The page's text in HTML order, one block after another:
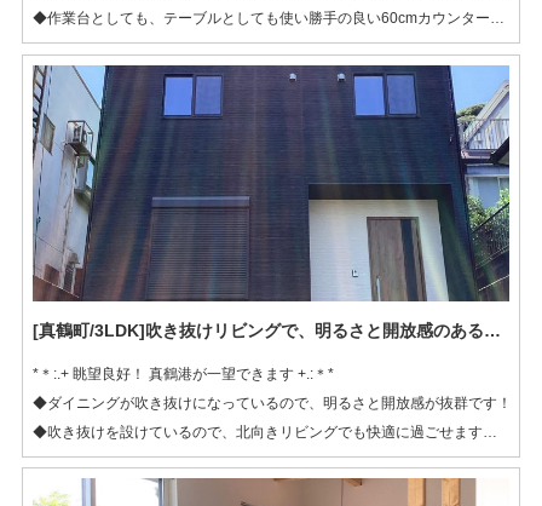
◆作業台としても、テーブルとしても使い勝手の良い60cmカウンター♪
◆実用的な屋根あり部分と、開放的な屋根なし部分が共存するバルコニ
ー！
◆造作カウンターやガラスショーケースなど、各部屋ごとに特徴あり
[真鶴町/3LDK]吹き抜けリビングで、明るさと開放感のある生活
*＊:.+ 眺望良好！ 真鶴港が一望できます +.:＊*
◆ダイニングが吹き抜けになっているので、明るさと開放感が抜群です！
◆吹き抜けを設けているので、北向きリビングでも快適に過ごせます
◆化粧梁がアクセントになっています